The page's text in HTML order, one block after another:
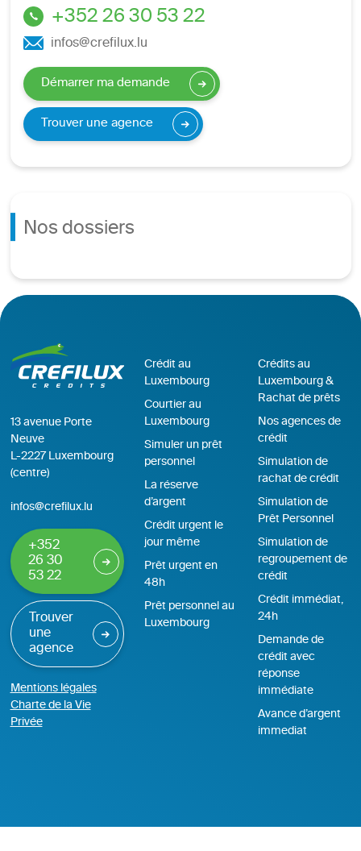
+352 26 30 53 22
infos@crefilux.lu
Démarrer ma demande
Trouver une agence
Nos dossiers
13 avenue Porte
Neuve
L-2227 Luxembourg
(centre)
infos@crefilux.lu
+352
26 30
53 22
Trouver
une
agence
Mentions légales
Charte de la Vie
Privée
Crédit au
Luxembourg
Courtier au
Luxembourg
Simuler un prêt
personnel
La réserve
d’argent
Crédit urgent le
jour même
Prêt urgent en
48h
Prêt personnel au
Luxembourg
Crédits au
Luxembourg &
Rachat de prêts
Nos agences de
crédit
Simulation de
rachat de crédit
Simulation de
Prêt Personnel
Simulation de
regroupement de
crédit
Crédit immédiat,
24h
Demande de
crédit avec
réponse
immédiate
Avance d’argent
immediat